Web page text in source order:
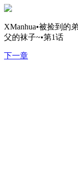
XManhua•被捡到的
父的袜子~•第1话
下一章